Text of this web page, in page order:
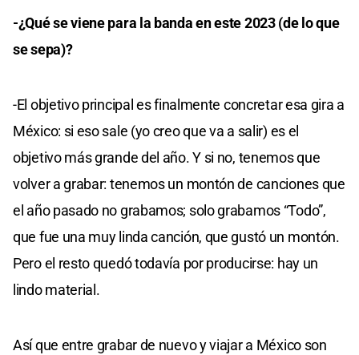
-¿Qué se viene para la banda en este 2023 (de lo que
se sepa)?
-El objetivo principal es finalmente concretar esa gira a
México: si eso sale (yo creo que va a salir) es el
objetivo más grande del año. Y si no, tenemos que
volver a grabar: tenemos un montón de canciones que
el año pasado no grabamos; solo grabamos “Todo”,
que fue una muy linda canción, que gustó un montón.
Pero el resto quedó todavía por producirse: hay un
lindo material.
Así que entre grabar de nuevo y viajar a México son